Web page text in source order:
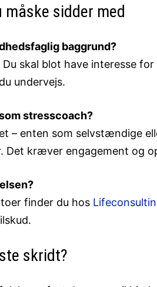
sidder med
baggrund?
skal blot have interesse
undervejs.
stresscoach?
– enten som selvstændige
Det kræver engagement og
finder du hos
skridt?